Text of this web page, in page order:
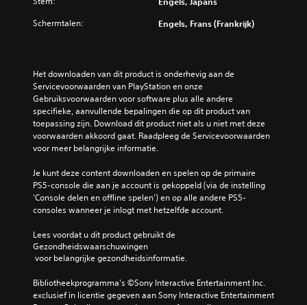
Schermtalen: Engels, Frans (Frankrijk)
Het downloaden van dit product is onderhevig aan de
Servicevoorwaarden van PlayStation en onze
Gebruiksvoorwaarden voor software plus alle andere
specifieke, aanvullende bepalingen die op dit product van
toepassing zijn. Download dit product niet als u niet met deze
voorwaarden akkoord gaat. Raadpleeg de Servicevoorwaarden
voor meer belangrijke informatie.
Je kunt deze content downloaden en spelen op de primaire
PS5-console die aan je account is gekoppeld (via de instelling
'Console delen en offline spelen') en op alle andere PS5-
consoles wanneer je inlogt met hetzelfde account.
Lees voordat u dit product gebruikt de
Gezondheidswaarschuwingen
voor belangrijke gezondheidsinformatie.
Bibliotheekprogramma's ©Sony Interactive Entertainment Inc.
exclusief in licentie gegeven aan Sony Interactive Entertainment